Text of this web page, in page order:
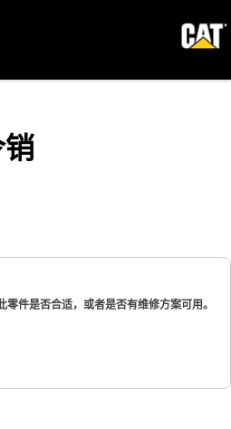
零件是否合适，或者是否有维修方案可用。